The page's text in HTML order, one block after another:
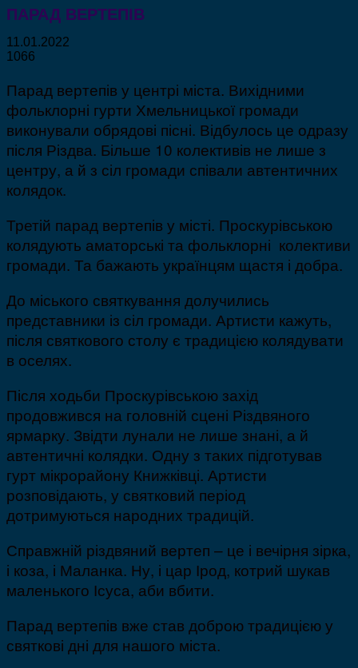
ПАРАД ВЕРТЕПІВ
11.01.2022
1066
Парад вертепів у центрі міста. Вихідними
фольклорні гурти Хмельницької громади
виконували обрядові пісні. Відбулось це одразу
після Різдва. Більше 10 колективів не лише з
центру, а й з сіл громади співали автентичних
колядок.
Третій парад вертепів у місті. Проскурівською
колядують аматорські та фольклорні колективи
громади. Та бажають українцям щастя і добра.
До міського святкування долучились
представники із сіл громади. Артисти кажуть,
після святкового столу є традицією колядувати
в оселях.
Після ходьби Проскурівською захід
продовжився на головній сцені Різдвяного
ярмарку. Звідти лунали не лише знані, а й
автентичні колядки. Одну з таких підготував
гурт мікрорайону Книжківці. Артисти
розповідають, у святковий період
дотримуються народних традицій.
Справжній різдвяний вертеп – це і вечірня зірка,
і коза, і Маланка. Ну, і цар Ірод, котрий шукав
маленького Ісуса, аби вбити.
Парад вертепів вже став доброю традицією у
святкові дні для нашого міста.